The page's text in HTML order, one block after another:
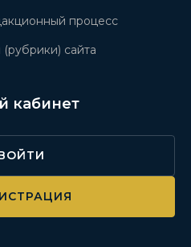
процесс
сайта
кабинет